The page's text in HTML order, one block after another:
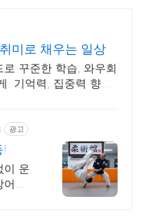
미로 채우는 일상
꾸준한 학습, 와우회
기억력, 집중력 향상!
광고
이 운
까